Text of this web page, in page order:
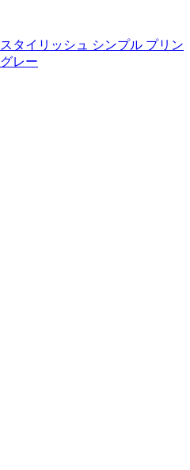
スタイリッシュ シンプル プリン
グレー